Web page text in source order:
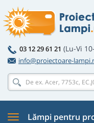
03 12 29 61 21 (Lu-Vi
info@proiectoare-
Lămpi pentru